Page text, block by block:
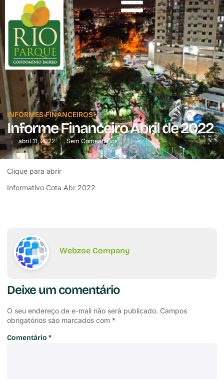
INFORMES FINANCEIROS
Informe Financeiro Abril de 2022
abril 11, 2022 Sem Comentários
Clique para abrir
Informativo Cota Abr 2022
Webzoe Company
Deixe um comentário
O seu endereço de e-mail não será publicado. Campos
obrigatórios são marcados com *
Comentário *